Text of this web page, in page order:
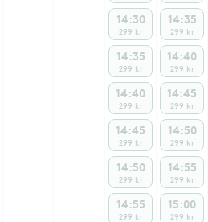
14:30
299 kr
14:35
299 kr
14:40
299 kr
14:45
299 kr
14:50
299 kr
14:55
299 kr
14:35
299 kr
14:40
299 kr
14:45
299 kr
14:50
299 kr
14:55
299 kr
15:00
299 kr